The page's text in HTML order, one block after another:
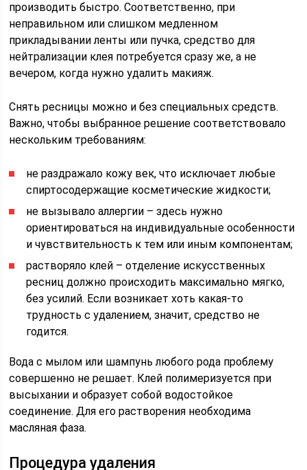
производить быстро. Соответственно, при
неправильном или слишком медленном
прикладывании ленты или пучка, средство для
нейтрализации клея потребуется сразу же, а не
вечером, когда нужно удалить макияж.
Снять ресницы можно и без специальных средств.
Важно, чтобы выбранное решение соответствовало
нескольким требованиям:
не раздражало кожу век, что исключает любые
спиртосодержащие косметические жидкости;
не вызывало аллергии – здесь нужно
ориентироваться на индивидуальные особенности
и чувствительность к тем или иным компонентам;
растворяло клей – отделение искусственных
ресниц должно происходить максимально мягко,
без усилий. Если возникает хоть какая-то
трудность с удалением, значит, средство не
годится.
Вода с мылом или шампунь любого рода проблему
совершенно не решает. Клей полимеризуется при
высыхании и образует собой водостойкое
соединение. Для его растворения необходима
масляная фаза.
Процедура удаления